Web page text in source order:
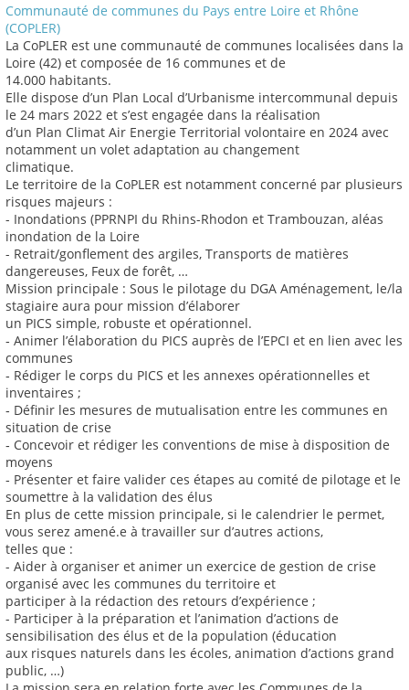
Communauté de communes du Pays entre Loire et Rhône
(COPLER)
La CoPLER est une communauté de communes localisées dans la
Loire (42) et composée de 16 communes et de
14.000 habitants.
Elle dispose d’un Plan Local d’Urbanisme intercommunal depuis
le 24 mars 2022 et s’est engagée dans la réalisation
d’un Plan Climat Air Energie Territorial volontaire en 2024 avec
notamment un volet adaptation au changement
climatique.
Le territoire de la CoPLER est notamment concerné par plusieurs
risques majeurs :
- Inondations (PPRNPI du Rhins-Rhodon et Trambouzan, aléas
inondation de la Loire
- Retrait/gonflement des argiles, Transports de matières
dangereuses, Feux de forêt, …
Mission principale : Sous le pilotage du DGA Aménagement, le/la
stagiaire aura pour mission d’élaborer
un PICS simple, robuste et opérationnel.
‐ Animer l’élaboration du PICS auprès de l’EPCI et en lien avec les
communes
‐ Rédiger le corps du PICS et les annexes opérationnelles et
inventaires ;
‐ Définir les mesures de mutualisation entre les communes en
situation de crise
‐ Concevoir et rédiger les conventions de mise à disposition de
moyens
‐ Présenter et faire valider ces étapes au comité de pilotage et le
soumettre à la validation des élus
En plus de cette mission principale, si le calendrier le permet,
vous serez amené.e à travailler sur d’autres actions,
telles que :
- Aider à organiser et animer un exercice de gestion de crise
organisé avec les communes du territoire et
participer à la rédaction des retours d’expérience ;
- Participer à la préparation et l’animation d’actions de
sensibilisation des élus et de la population (éducation
aux risques naturels dans les écoles, animation d’actions grand
public, …)